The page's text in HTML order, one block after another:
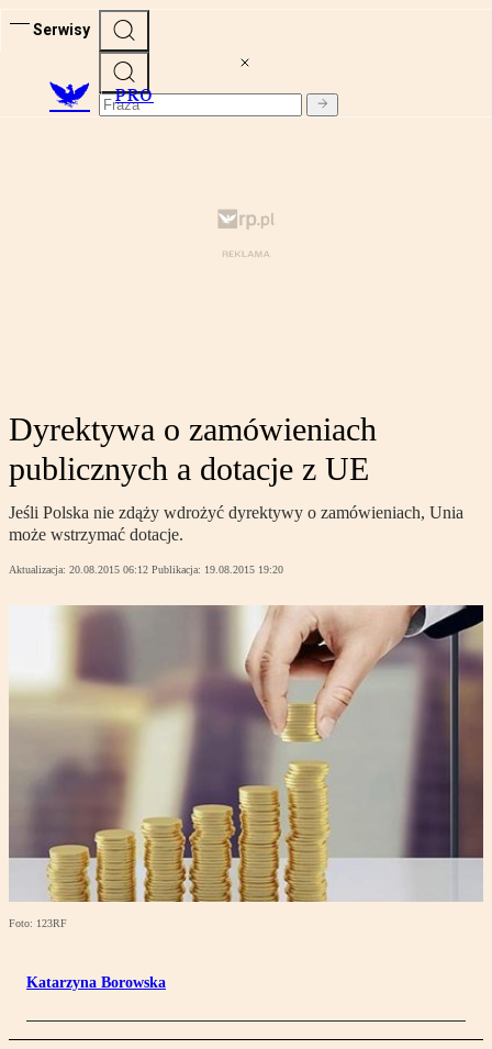
Serwisy
PRO
Dyrektywa o zamówieniach
publicznych a dotacje z UE
Jeśli Polska nie zdąży wdrożyć dyrektywy o zamówieniach, Unia
może wstrzymać dotacje.
Aktualizacja: 20.08.2015 06:12 Publikacja: 19.08.2015 19:20
Foto: 123RF
Katarzyna Borowska